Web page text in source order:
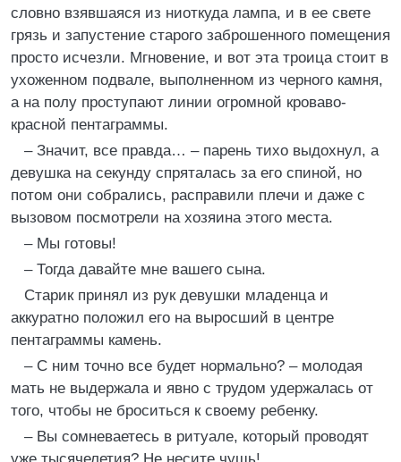
словно взявшаяся из ниоткуда лампа, и в ее свете
грязь и запустение старого заброшенного помещения
просто исчезли. Мгновение, и вот эта троица стоит в
ухоженном подвале, выполненном из черного камня,
а на полу проступают линии огромной кроваво-
красной пентаграммы.
– Значит, все правда… – парень тихо выдохнул, а
девушка на секунду спряталась за его спиной, но
потом они собрались, расправили плечи и даже с
вызовом посмотрели на хозяина этого места.
– Мы готовы!
– Тогда давайте мне вашего сына.
Старик принял из рук девушки младенца и
аккуратно положил его на выросший в центре
пентаграммы камень.
– С ним точно все будет нормально? – молодая
мать не выдержала и явно с трудом удержалась от
того, чтобы не броситься к своему ребенку.
– Вы сомневаетесь в ритуале, который проводят